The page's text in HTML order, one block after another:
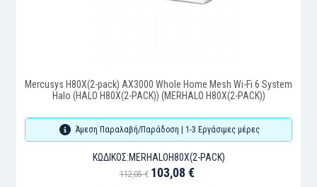
Mercusys H80X(2-pack) AX3000 Whole Home Mesh Wi-Fi 6 System
Halo (HALO H80X(2-PACK)) (MERHALO H80X(2-PACK))
Άμεση Παραλαβή/Παράδοση | 1-3 Εργάσιμες μέρες
ΚΩΔΙΚΌΣ:MERHALOH80X(2-PACK)
112,05 € 103,08 €